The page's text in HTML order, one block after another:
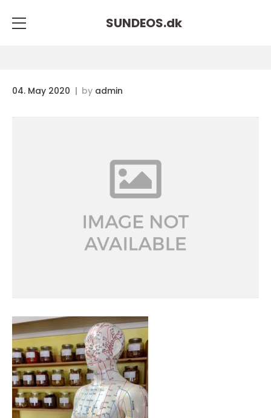
SUNDEOS.dk
04. May 2020 by admin